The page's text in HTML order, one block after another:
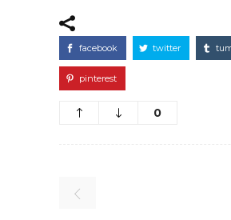
facebook twitter
pinterest
0